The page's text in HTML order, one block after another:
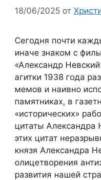
18/06/2025 от
Сегодня почти
иначе знаком с
«Александр
агитки 1938 года
мемов и наивно
памятниках, в
«исторических»
цитаты Александра
этих цитат
князя Александра
олицетворения
развития нашей